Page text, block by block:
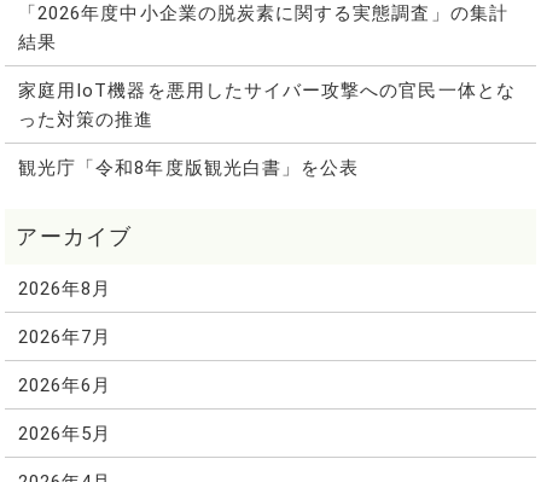
「2026年度中小企業の脱炭素に関する実態調査」の集計
結果
家庭用IoT機器を悪用したサイバー攻撃への官民一体とな
った対策の推進
観光庁「令和8年度版観光白書」を公表
2026年8月
2026年7月
2026年6月
2026年5月